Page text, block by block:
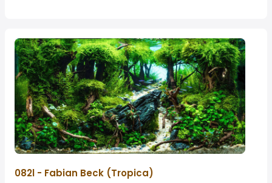
082l - Fabian Beck (Tropica)